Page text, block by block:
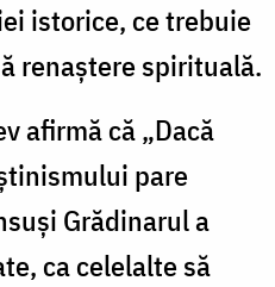
istorice, ce trebuie
renaştere spirituală.
afirmă că „Dacă
pare
Grădinarul a
ca celelalte să